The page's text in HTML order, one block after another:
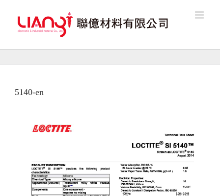
content
5140-en